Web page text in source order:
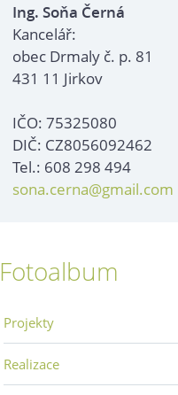
Ing. Soňa Černá
Kancelář:
obec Drmaly č. p. 81
431 11 Jirkov
IČO: 75325080
DIČ: CZ8056092462
Tel.: 608 298 494
sona.cerna@gmail.com
Fotoalbum
Projekty
Realizace